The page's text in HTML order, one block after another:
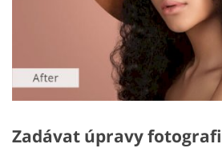
Zadávat úpravy